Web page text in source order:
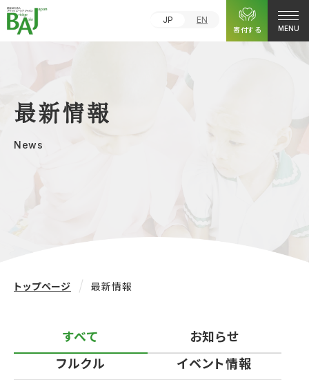
JP
EN
寄付する
MENU
最新情報
News
トップページ 最新情報
すべて
お知らせ
フルクル
イベント情報